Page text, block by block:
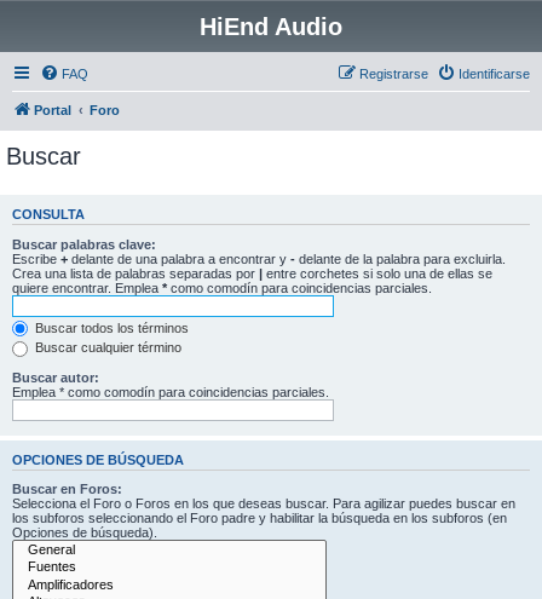
HiEnd Audio
FAQ Identificarse
Registrarse
Portal Foro
Buscar
CONSULTA
Buscar palabras clave:
Escribe + delante de una palabra a encontrar y - delante de la palabra para excluirla.
Crea una lista de palabras separadas por | entre corchetes si solo una de ellas se
quiere encontrar. Emplea * como comodín para coincidencias parciales.
Buscar todos los términos
Buscar cualquier término
Buscar autor:
Emplea * como comodín para coincidencias parciales.
OPCIONES DE BÚSQUEDA
Buscar en Foros:
Selecciona el Foro o Foros en los que deseas buscar. Para agilizar puedes buscar en
los subforos seleccionando el Foro padre y habilitar la búsqueda en los subforos (en
Opciones de búsqueda).